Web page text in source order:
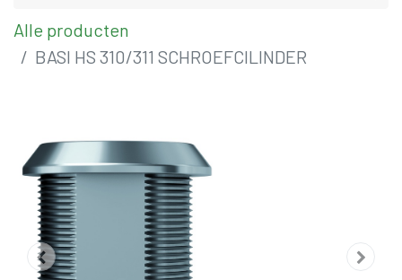
Alle producten
BASI HS 310/311 SCHROEFCILINDER